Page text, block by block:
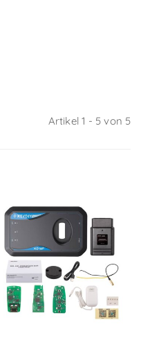
Artikel 1 - 5 von 5